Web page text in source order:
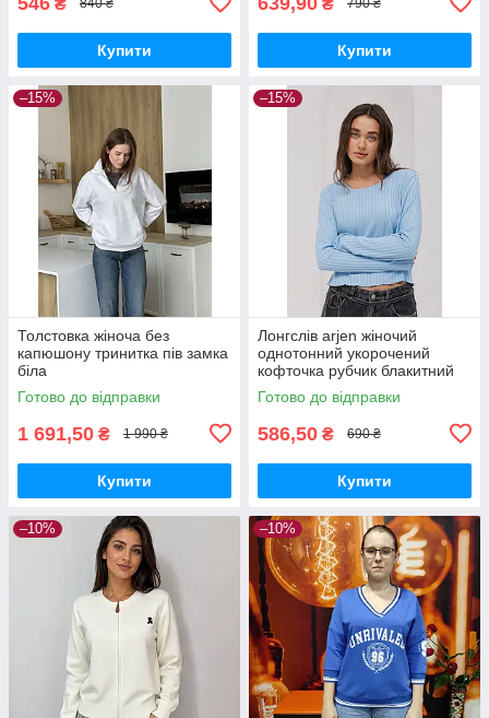
840 ₴
Купити
790 ₴
Купити
–15%
Толстовка жіноча без
капюшону тринитка пів замка
біла
Готово до відправки
1 691,50 ₴ 1 990 ₴
Купити
–15%
Лонгслів arjen жіночий
однотонний укорочений
кофточка рубчик блакитний
Готово до відправки
586,50 ₴ 690 ₴
Купити
–10% –10%